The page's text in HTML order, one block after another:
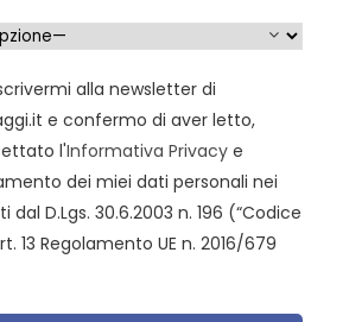
alla newsletter di
e confermo di aver letto,
l'Informativa Privacy e
dei miei dati personali nei
D.Lgs. 30.6.2003 n. 196 (“Codice
13 Regolamento UE n. 2016/679
Bus).
molta attenzione ai documenti
di 18 anni.